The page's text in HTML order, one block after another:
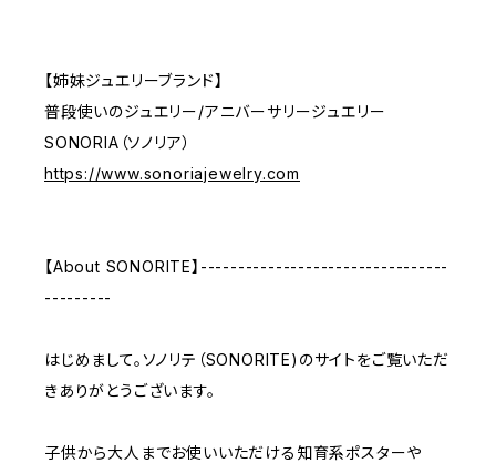
【姉妹ジュエリーブランド】
普段使いのジュエリー/アニバーサリージュエリー
SONORIA（ソノリア）
https://www.sonoriajewelry.com
【About SONORITE】---------------------------------
---------
はじめまして。ソノリテ（SONORITE)のサイトをご覧いただ
きありがとうございます。
子供から大人までお使いいただける知育系ポスターや